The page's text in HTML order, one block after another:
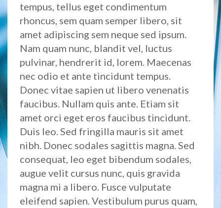
tempus, tellus eget condimentum
rhoncus, sem quam semper libero, sit
amet adipiscing sem neque sed ipsum.
Nam quam nunc, blandit vel, luctus
pulvinar, hendrerit id, lorem. Maecenas
nec odio et ante tincidunt tempus.
Donec vitae sapien ut libero venenatis
faucibus. Nullam quis ante. Etiam sit
amet orci eget eros faucibus tincidunt.
Duis leo. Sed fringilla mauris sit amet
nibh. Donec sodales sagittis magna. Sed
consequat, leo eget bibendum sodales,
augue velit cursus nunc, quis gravida
magna mi a libero. Fusce vulputate
eleifend sapien. Vestibulum purus quam,